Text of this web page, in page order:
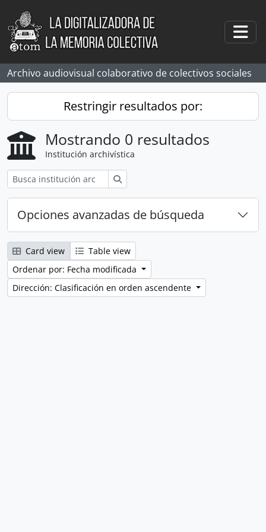
Skip to main content
Archivo audiovisual colaborativo de colectivos sociales
Restringir resultados por:
Mostrando 0 resultados
Institución archivística
Opciones avanzadas de búsqueda
Card view
Table view
Ordenar por: Fecha modificada
Dirección: Clasificación en orden ascendente